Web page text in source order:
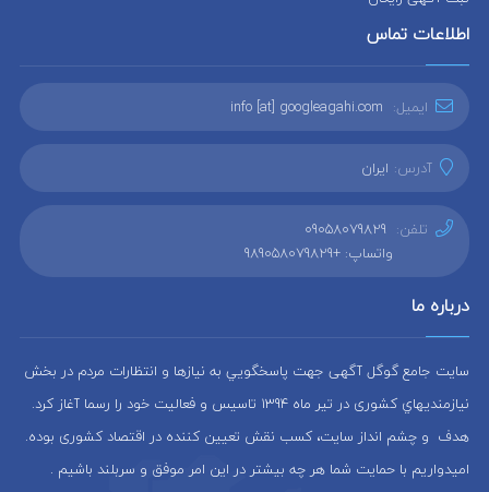
اطلاعات تماس
ایمیل: info [at] googleagahi.com
آدرس: ایران
تلفن: 09058079829
واتساپ: +989058079829
درباره ما
سایت جامع گوگل آگهی جهت پاسخگويي به نيازها و انتظارات مردم در بخش
نيازمنديهاي کشوری در تير ماه 1394 تاسيس و فعاليت خود را رسما آغاز كرد.
هدف و چشم انداز سایت، كسب نقش تعيين كننده در اقتصاد کشوری بوده.
امیدواریم با حمایت شما هر چه بیشتر در این امر موفق و سربلند باشیم .